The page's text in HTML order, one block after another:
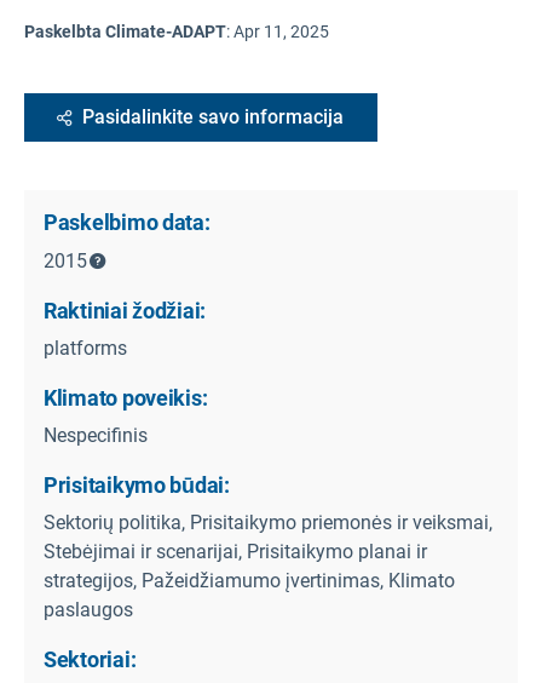
Paskelbta Climate-ADAPT:Apr 11, 2025
Pasidalinkite savo informacija
Paskelbimo data:
2015
Raktiniai žodžiai:
platforms
Klimato poveikis:
Nespecifinis
Prisitaikymo būdai:
Sektorių politika, Prisitaikymo priemonės ir veiksmai,
Stebėjimai ir scenarijai, Prisitaikymo planai ir
strategijos, Pažeidžiamumo įvertinimas, Klimato
paslaugos
Sektoriai: